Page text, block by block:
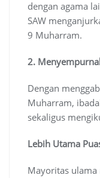
dengan agama
SAW
9 Muharram.
2.
Dengan
Muharram,
sekaligus
Lebih Utama
Mayoritas ulama